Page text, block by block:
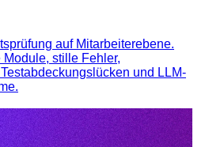
auf Mitarbeiterebene.
stille Fehler,
und LLM-